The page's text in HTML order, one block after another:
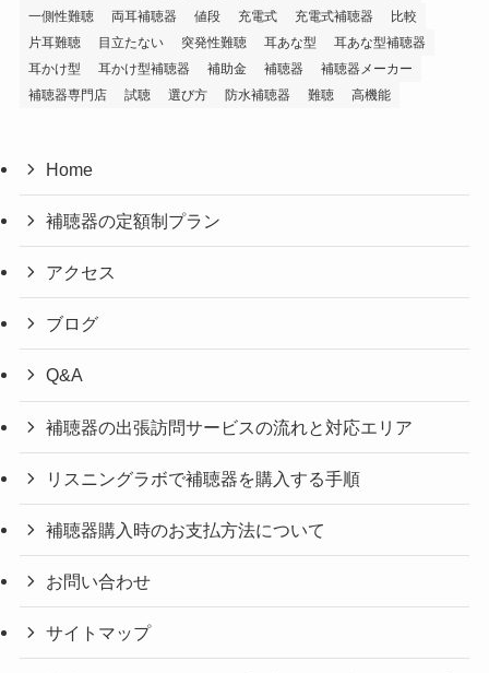
一側性難聴
両耳補聴器 値段 充電式 充電式補聴器
比較
片耳難聴
目立たない 突発性難聴 耳あな型
耳あな型補聴器
耳かけ型
耳かけ型補聴器 補助金 補聴器
補聴器メーカー
補聴器専門店
試聴 選び方 防水補聴器 難聴 高機能
Home
補聴器の定額制プラン
アクセス
ブログ
Q&A
補聴器の出張訪問サービスの流れと対応エリア
リスニングラボで補聴器を購入する手順
補聴器購入時のお支払方法について
お問い合わせ
サイトマップ